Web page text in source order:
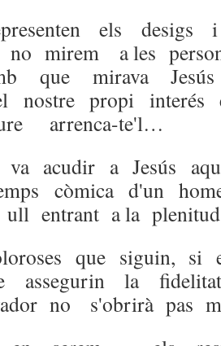
els
no mirem a les
que mirava
nostre propi
arrenca-te'l…
acudir a Jesús
còmica d'un
entrant a la
que siguin,
assegurin la
no s'obrirà pas